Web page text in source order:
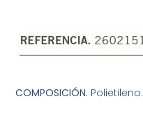
COMPOSICIÓN. Polietileno.